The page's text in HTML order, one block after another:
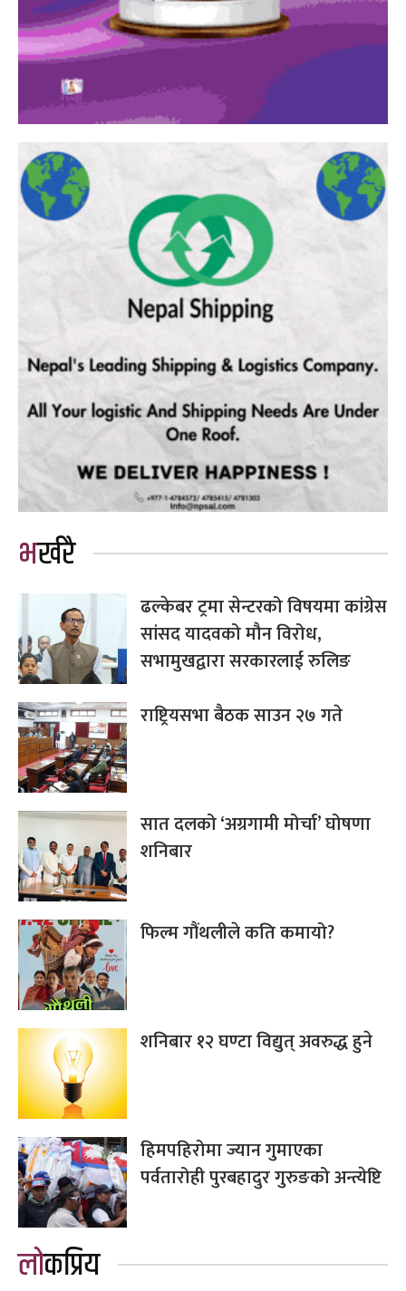
भर्खरै
ढल्केबर ट्रमा सेन्टरको विषयमा कांग्रेस
सांसद यादवको मौन विरोध,
सभामुखद्वारा सरकारलाई रुलिङ
राष्ट्रियसभा बैठक साउन २७ गते
सात दलको ‘अग्रगामी मोर्चा’ घोषणा
शनिबार
फिल्म गौंथलीले कति कमायो?
शनिबार १२ घण्टा विद्युत् अवरुद्ध हुने
हिमपहिरोमा ज्यान गुमाएका
पर्वतारोही पुरबहादुर गुरुङको अन्त्येष्टि
लोकप्रिय